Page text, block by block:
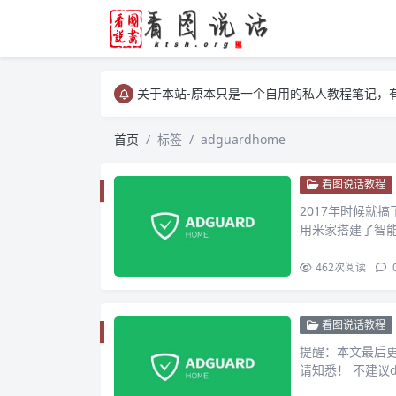
关于本站-原本只是一个自用的私人教程笔记
首页
标签 adguardhome
看图说话教程
2017年时候就搞
用米家搭建了智
462次阅读
看图说话教程
提醒：本文最后
请知悉！ 不建议